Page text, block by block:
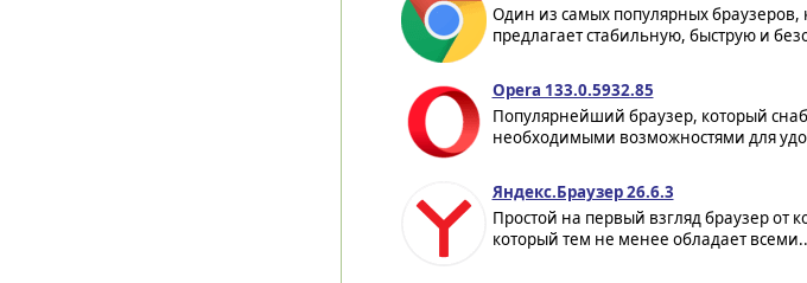
Один из самых популярных браузеров,
предлагает стабильную, быструю и
Opera 133.0.5932.85
Популярнейший браузер, который
необходимыми возможностями для
Яндекс.Браузер 26.6.3
Простой на первый взгляд браузер от
который тем не менее обладает